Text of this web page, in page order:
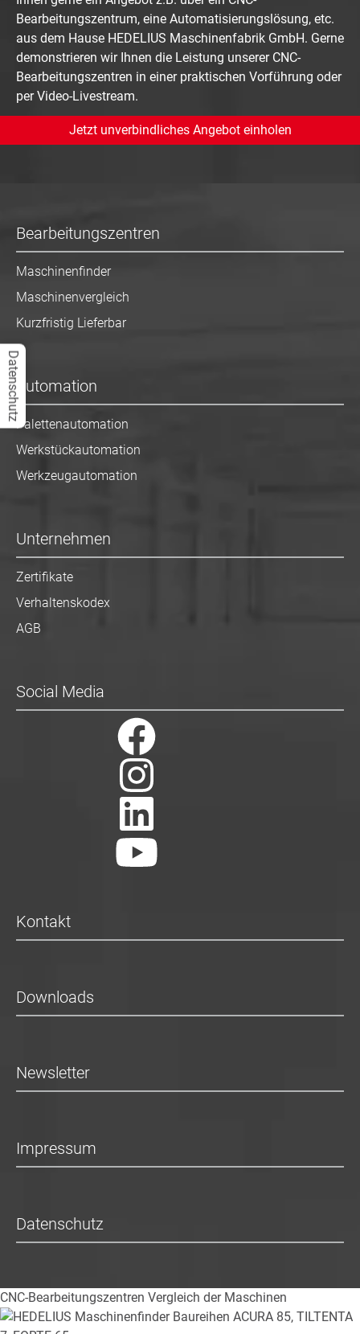
Bearbeitungszentrum, eine Automatisierungslösung, etc.
aus dem Hause HEDELIUS Maschinenfabrik GmbH. Gerne
demonstrieren wir Ihnen die Leistung unserer CNC-
Bearbeitungszentren in einer praktischen Vorführung oder
per Video-Livestream.
Jetzt unverbindliches Angebot einholen
Bearbeitungszentren
Maschinenfinder
Maschinenvergleich
Kurzfristig Lieferbar
Automation
Palettenautomation
Werkstückautomation
Werkzeugautomation
Unternehmen
Zertifikate
Verhaltenskodex
AGB
Social Media
Kontakt
Downloads
Newsletter
Impressum
Datenschutz
Datenschutz
CNC-Bearbeitungszentren Vergleich der Maschinen